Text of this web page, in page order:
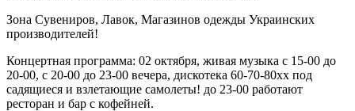
Зона Сувениров, Лавок, Магазинов одежды Украинских
производителей!
Концертная программа: 02 октября, живая музыка с 15-00 до
20-00, с 20-00 до 23-00 вечера, дискотека 60-70-80хх под
садящиеся и взлетающие самолеты! до 23-00 работают
ресторан и бар с кофейней.